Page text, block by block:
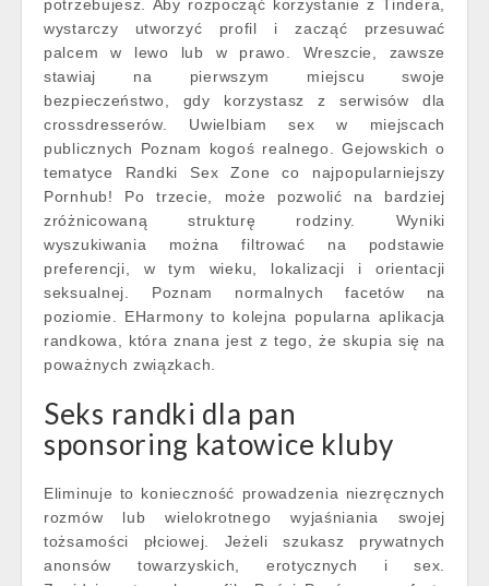
potrzebujesz. Aby rozpocząć korzystanie z Tindera,
wystarczy utworzyć profil i zacząć przesuwać
palcem w lewo lub w prawo. Wreszcie, zawsze
stawiaj na pierwszym miejscu swoje
bezpieczeństwo, gdy korzystasz z serwisów dla
crossdresserów. Uwielbiam sex w miejscach
publicznych Poznam kogoś realnego. Gejowskich o
tematyce Randki Sex Zone co najpopularniejszy
Pornhub! Po trzecie, może pozwolić na bardziej
zróżnicowaną strukturę rodziny. Wyniki
wyszukiwania można filtrować na podstawie
preferencji, w tym wieku, lokalizacji i orientacji
seksualnej. Poznam normalnych facetów na
poziomie. EHarmony to kolejna popularna aplikacja
randkowa, która znana jest z tego, że skupia się na
poważnych związkach.
Seks randki dla pan
sponsoring katowice kluby
Eliminuje to konieczność prowadzenia niezręcznych
rozmów lub wielokrotnego wyjaśniania swojej
tożsamości płciowej. Jeżeli szukasz prywatnych
anonsów towarzyskich, erotycznych i sex.